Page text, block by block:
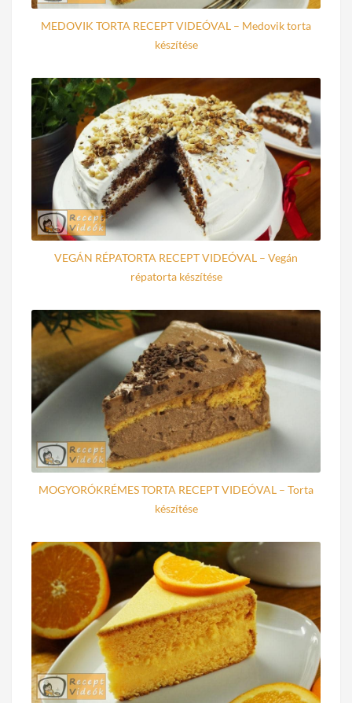
MEDOVIK TORTA RECEPT VIDEÓVAL – Medovik torta
készítése
VEGÁN RÉPATORTA RECEPT VIDEÓVAL – Vegán
répatorta készítése
MOGYORÓKRÉMES TORTA RECEPT VIDEÓVAL – Torta
készítése